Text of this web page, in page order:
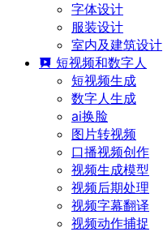
字体设计
服装设计
室内及建筑设计
短视频和数字人
短视频生成
数字人生成
ai换脸
图片转视频
口播视频创作
视频生成模型
视频后期处理
视频字幕翻译
视频动作捕捉